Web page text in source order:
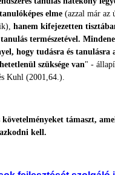
elme (azzal már az
hanem kifejezetten
természetével.
hogy tudásra és tanulásra
szüksége van" -
Kuhl (2001,64.).
támaszt,
kell.